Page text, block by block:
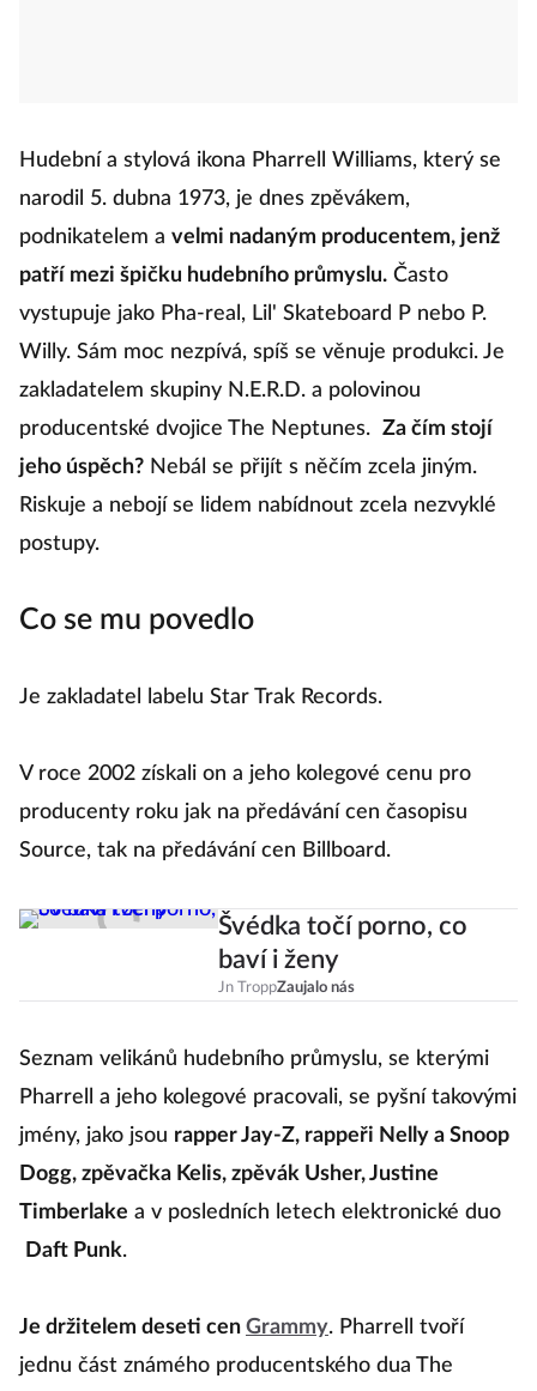
Hudební a stylová ikona Pharrell Williams, který se
narodil 5. dubna 1973, je dnes zpěvákem,
podnikatelem a velmi nadaným producentem, jenž
patří mezi špičku hudebního průmyslu. Často
vystupuje jako Pha-real, Lil' Skateboard P nebo P.
Willy. Sám moc nezpívá, spíš se věnuje produkci. Je
zakladatelem skupiny N.E.R.D. a polovinou
producentské dvojice The Neptunes. Za čím stojí
jeho úspěch? Nebál se přijít s něčím zcela jiným.
Riskuje a nebojí se lidem nabídnout zcela nezvyklé
postupy.
Co se mu povedlo
Je zakladatel labelu Star Trak Records.
V roce 2002 získali on a jeho kolegové cenu pro
producenty roku jak na předávání cen časopisu
Source, tak na předávání cen Billboard.
Švédka točí porno, co
baví i ženy
Jn TroppZaujalo nás
Seznam velikánů hudebního průmyslu, se kterými
Pharrell a jeho kolegové pracovali, se pyšní takovými
jmény, jako jsou rapper Jay-Z, rappeři Nelly a Snoop
Dogg, zpěvačka Kelis, zpěvák Usher, Justine
Timberlake a v posledních letech elektronické duo
Daft Punk.
Je držitelem deseti cen Grammy. Pharrell tvoří
jednu část známého producentského dua The